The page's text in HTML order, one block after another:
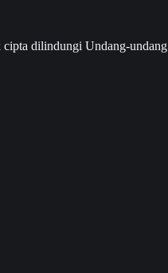
cipta dilindungi Undang-undang